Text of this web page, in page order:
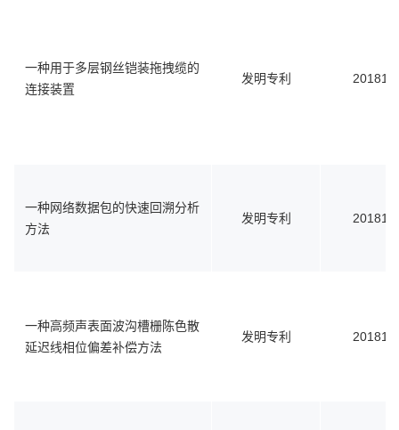
一种用于多层钢丝铠装拖拽缆的
连接装置
发明专利
一种网络数据包的快速回溯分析
方法
发明专利
一种高频声表面波沟槽栅陈色散
延迟线相位偏差补偿方法
发明专利